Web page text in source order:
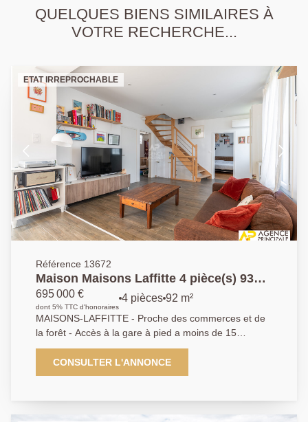
QUELQUES BIENS SIMILAIRES À
VOTRE RECHERCHE...
ETAT IRREPROCHABLE
Référence 13672
Maison Maisons Laffitte 4 pièce(s) 93
m2 - 3 chambres - sdb sdouche - sous
sol total avec bureau
695 000 €
dont 5% TTC d'honoraires
4 pièces 92 m²
MAISONS-LAFFITTE - Proche des commerces et de
la forêt - Accès à la gare à pied a moins de 15
minutes - Maison entièrement rénovée récemment
offrant séjour - cuisine américaine - 3 chambres -salle
de bains et salle de douche - sous sol aménagé avec
330 m² - A voir rapidement - AP 01.39.62.04.04
CONSULTER L'ANNONCE